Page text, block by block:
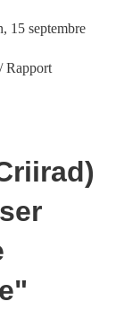
15 septembre
Rapport